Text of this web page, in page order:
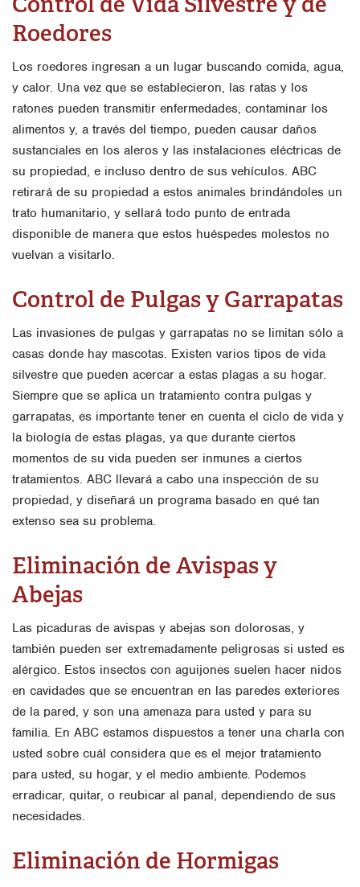
Roedores
Los roedores ingresan a un lugar buscando comida, agua,
y calor. Una vez que se establecieron, las ratas y los
ratones pueden transmitir enfermedades, contaminar los
alimentos y, a través del tiempo, pueden causar daños
sustanciales en los aleros y las instalaciones eléctricas de
su propiedad, e incluso dentro de sus vehículos. ABC
retirará de su propiedad a estos animales brindándoles un
trato humanitario, y sellará todo punto de entrada
disponible de manera que estos huéspedes molestos no
vuelvan a visitarlo.
Control de Pulgas y Garrapatas
Las invasiones de pulgas y garrapatas no se limitan sólo a
casas donde hay mascotas. Existen varios tipos de vida
silvestre que pueden acercar a estas plagas a su hogar.
Siempre que se aplica un tratamiento contra pulgas y
garrapatas, es importante tener en cuenta el ciclo de vida y
la biología de estas plagas, ya que durante ciertos
momentos de su vida pueden ser inmunes a ciertos
tratamientos. ABC llevará a cabo una inspección de su
propiedad, y diseñará un programa basado en qué tan
extenso sea su problema.
Eliminación de Avispas y
Abejas
Las picaduras de avispas y abejas son dolorosas, y
también pueden ser extremadamente peligrosas si usted es
alérgico. Estos insectos con aguijones suelen hacer nidos
en cavidades que se encuentran en las paredes exteriores
de la pared, y son una amenaza para usted y para su
familia. En ABC estamos dispuestos a tener una charla con
usted sobre cuál considera que es el mejor tratamiento
para usted, su hogar, y el medio ambiente. Podemos
erradicar, quitar, o reubicar al panal, dependiendo de sus
necesidades.
Eliminación de Hormigas